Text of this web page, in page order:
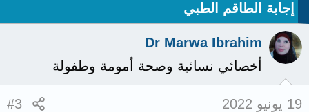
إجابة الطاقم الطبي
Dr Marwa Ibrahim
أخصائي نسائية وصحة أمومة وطفولة
19 يونيو 2022 #3